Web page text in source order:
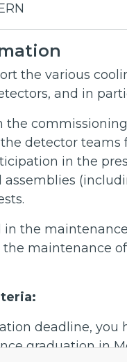
the various
and in
the
detector teams
in the
assemblies
in the
maintenance
deadline, you
graduation in